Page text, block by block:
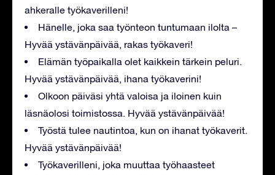
ahkeralle työkaverilleni!
Hänelle, joka saa työnteon tuntumaan ilolta –
Hyvää ystävänpäivää, rakas työkaveri!
Elämän työpaikalla olet kaikkein tärkein peluri.
Hyvää ystävänpäivää, ihana työkaverini!
Olkoon päiväsi yhtä valoisa ja iloinen kuin
läsnäolosi toimistossa. Hyvää ystävänpäivää!
Työstä tulee nautintoa, kun on ihanat työkaverit.
Hyvää ystävänpäivää!
Työkaverilleni, joka muuttaa työhaasteet